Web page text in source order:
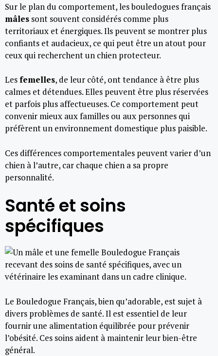
Sur le plan du comportement, les bouledogues français
mâles sont souvent considérés comme plus
territoriaux et énergiques. Ils peuvent se montrer plus
confiants et audacieux, ce qui peut être un atout pour
ceux qui recherchent un chien protecteur.
Lesfemelles, de leur côté, ont tendance à être plus
calmes et détendues. Elles peuvent être plus réservées
et parfois plus affectueuses. Ce comportement peut
convenir mieux aux familles ou aux personnes qui
préfèrent un environnement domestique plus paisible.
Ces différences comportementales peuvent varier d’un
chien à l’autre, car chaque chien a sa propre
personnalité.
Santé et soins
spécifiques
Le Bouledogue Français, bien qu’adorable, est sujet à
divers problèmes de santé. Il est essentiel de leur
fournir une alimentation équilibrée pour prévenir
l’obésité. Ces soins aident à maintenir leur bien-être
général.